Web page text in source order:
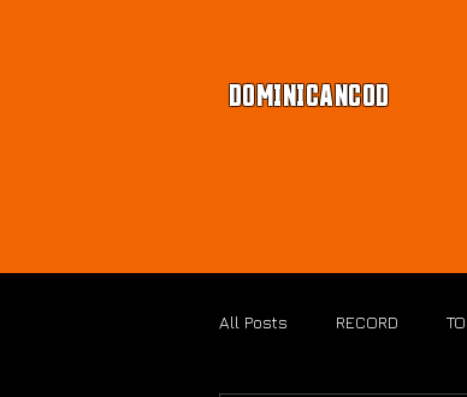
DOMINICANCOD
All Posts RECORD